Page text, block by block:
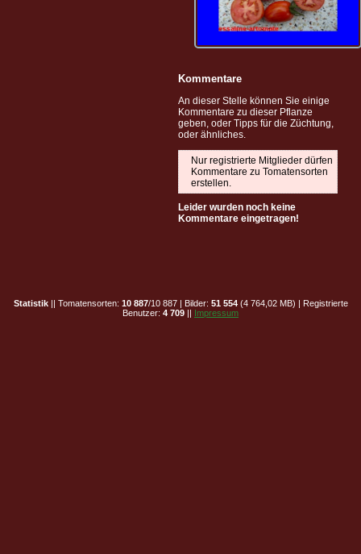
Kommentare
An dieser Stelle können Sie einige
Kommentare zu dieser Pflanze
geben, oder Tipps für die Züchtung,
oder ähnliches.
Nur registrierte Mitglieder dürfen
Kommentare zu Tomatensorten
erstellen.
Leider wurden noch keine
Kommentare eingetragen!
Statistik|| Tomatensorten: 10 887/10 887 | Bilder: 51 554(4 764,02 MB) | Registrierte
Benutzer: 4 709 || Impressum